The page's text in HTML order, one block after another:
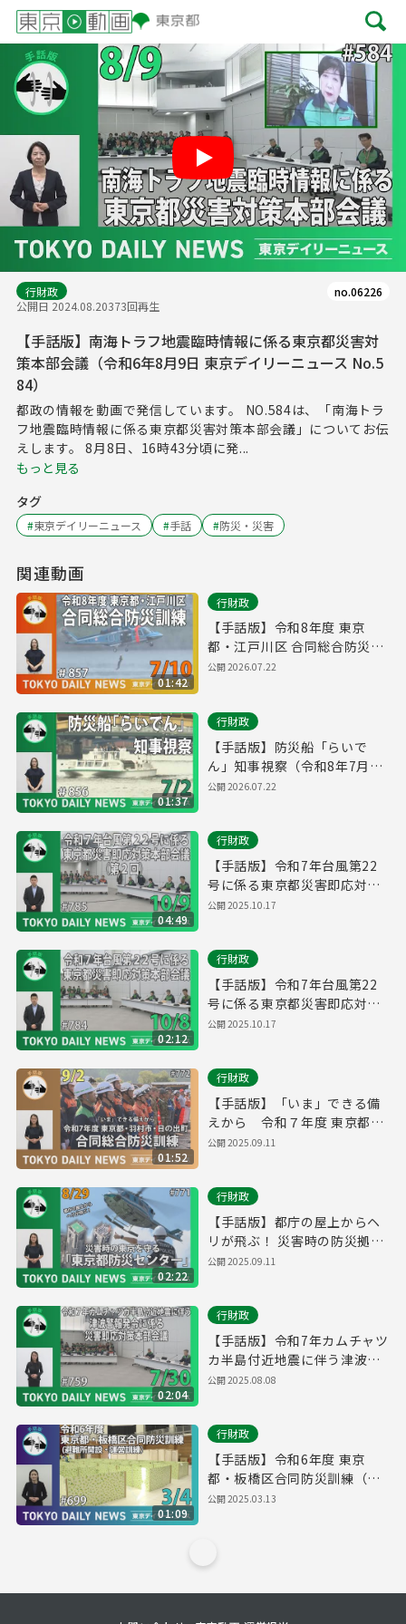
Play
行財政
公開日 2024.08.20373回再生
no.06226
【手話版】南海トラフ地震臨時情報に係る東京都災害対
策本部会議（令和6年8月9日 東京デイリーニュース No.5
84）
都政の情報を動画で発信しています。 NO.584は、「南海トラ
フ地震臨時情報に係る東京都災害対策本部会議」についてお伝
えします。 8月8日、16時43分頃に発...
もっと見る
タグ
#東京デイリーニュース #手話 #防災・災害
関連動画
01:42
行財政
【手話版】令和8年度 東京
都・江戸川区 合同総合防災訓
練（令和8年7月9日 東京デイ
公開2026.07.22
01:37
行財政
【手話版】防災船「らいで
ん」知事視察（令和8年7月2
日 東京デイリーニュース
公開2026.07.22
04:49
行財政
【手話版】令和7年台風第22
号に係る東京都災害即応対策
本部会議（第２回）（令和7年
公開2025.10.17
02:12
行財政
【手話版】令和7年台風第22
号に係る東京都災害即応対策
本部会議（令和7年10月8日 東
公開2025.10.17
01:52
行財政
【手話版】「いま」できる備
えから 令和７年度 東京都・
羽村市・日の出町合同総合防
公開2025.09.11
02:22
行財政
【手話版】都庁の屋上からヘ
リが飛ぶ！ 災害時の防災拠点
「東京都防災センター」（令
公開2025.09.11
02:04
行財政
【手話版】令和7年カムチャツ
カ半島付近地震に伴う津波警
報発令に係る災害即応対策本
No.759）
公開2025.08.08
01:09
行財政
【手話版】令和6年度 東京
都・板橋区合同防災訓練（避
難所開設・運営訓練）（令和7
公開2025.03.13